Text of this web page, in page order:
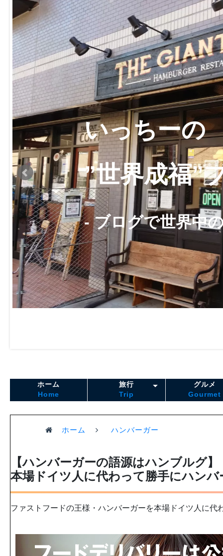
いっちーの
”世界成福”
- ブログで世界中
ホーム
Home
旅行
Trip
グルメ
Gourmet
ホーム ハンバーガー
【ハンバーガーの語源はハンブルグ】
本場ドイツ人に代わって勝手にハンバ
ファストフードの王様・ハンバーガーを本場ドイツ人に代